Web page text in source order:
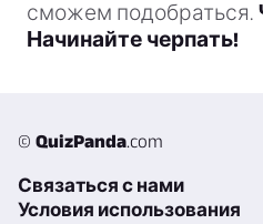
сможем подобраться.
Начинайте черпать!
© QuizPanda.com
Связаться с нами
Условия использования